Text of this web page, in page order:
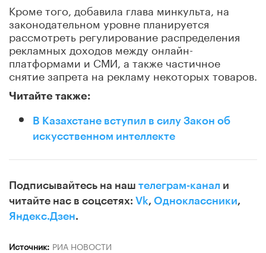
Кроме того, добавила глава минкульта, на
законодательном уровне планируется
рассмотреть регулирование распределения
рекламных доходов между онлайн-
платформами и СМИ, а также частичное
снятие запрета на рекламу некоторых товаров.
Читайте также:
В Казахстане вступил в силу Закон об
искусственном интеллекте
Подписывайтесь на наш телеграм-канал и
читайте нас в соцсетях: Vk, Одноклассники,
Яндекс.Дзен.
Источник: РИА НОВОСТИ